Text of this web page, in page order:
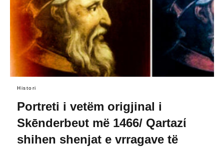
Histori
Portreti i vetëm origjinal i
Skēnderbeυt më 1466/ Qartazί
shihen shenjat e vrragave të